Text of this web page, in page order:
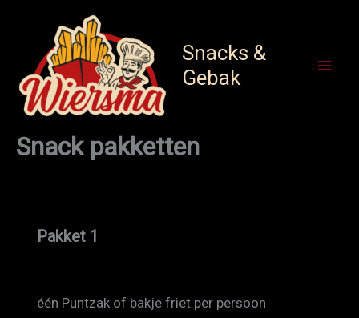
inhoud
Snacks &
Gebak
Snack pakketten
Pakket 1
één Puntzak of bakje friet per persoon